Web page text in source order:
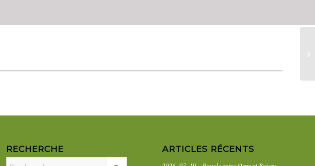
RECHERCHE ARTICLES RÉCENTS